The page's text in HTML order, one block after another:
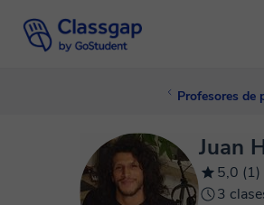
Profesores de
Juan
5,0 (1)
3